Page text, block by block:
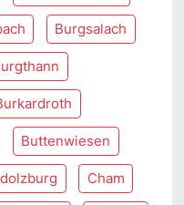
Burgsalach
Buttenwiesen
Cham